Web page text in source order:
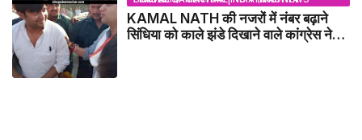
KAMAL NATH की नजरों में नंबर बढ़ाने
सिंधिया को काले झंडे दिखाने वाले कांग्रेस नेता